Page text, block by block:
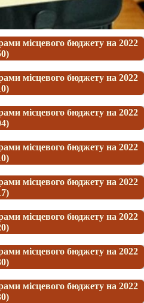
місцевого бюджету на 2022
місцевого бюджету на 2022
місцевого бюджету на 2022
місцевого бюджету на 2022
місцевого бюджету на 2022
місцевого бюджету на 2022
місцевого бюджету на 2022
місцевого бюджету на 2022